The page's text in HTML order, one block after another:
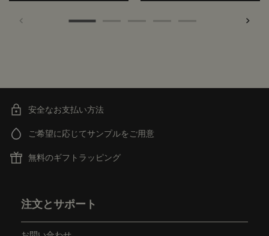
安全なお支払い方法
ご希望に応じてサンプルをご用意
無料のギフトラッピング
注文とサポート